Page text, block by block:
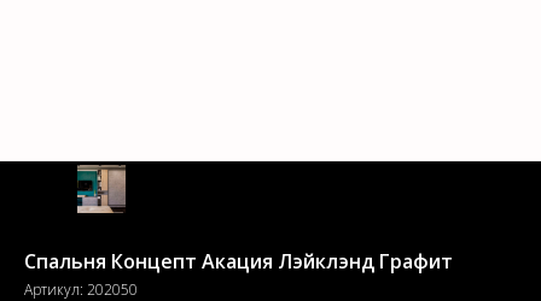
Спальня Концепт Акация Лэйклэнд Графит
Артикул: 202050